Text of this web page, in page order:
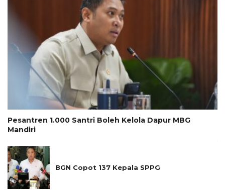
Pesantren 1.000 Santri Boleh Kelola Dapur MBG
Mandiri
BGN Copot 137 Kepala SPPG